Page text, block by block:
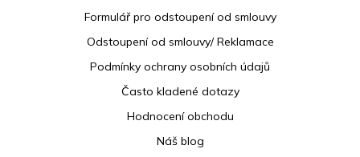
Formulář pro odstoupení od smlouvy
Odstoupení od smlouvy/ Reklamace
Podmínky ochrany osobních údajů
Často kladené dotazy
Hodnocení obchodu
Náš blog